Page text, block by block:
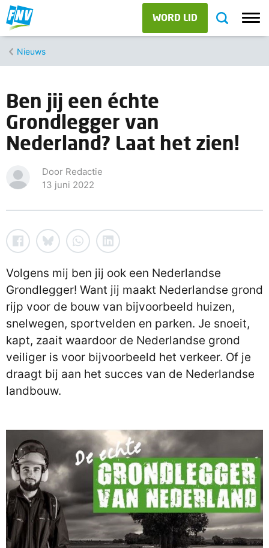
WORD LID
Nieuws
Ben jij een échte
Grondlegger van
Nederland? Laat het zien!
Door Redactie
13 juni 2022
Volgens mij ben jij ook een Nederlandse
Grondlegger! Want jij maakt Nederlandse grond
rijp voor de bouw van bijvoorbeeld huizen,
snelwegen, sportvelden en parken. Je snoeit,
kapt, zaait waardoor de Nederlandse grond
veiliger is voor bijvoorbeeld het verkeer. Of je
draagt bij aan het succes van de Nederlandse
landbouw.